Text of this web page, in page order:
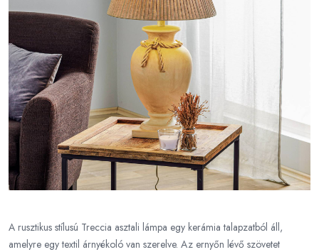
A rusztikus stílusú Treccia asztali lámpa egy kerámia talapzatból áll,
amelyre egy textil árnyékoló van szerelve. Az ernyőn lévő szövetet